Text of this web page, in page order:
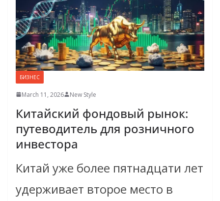
БИЗНЕС
March 11, 2026 New Style
Китайский фондовый рынок:
путеводитель для розничного
инвестора
Китай уже более пятнадцати лет
удерживает второе место в